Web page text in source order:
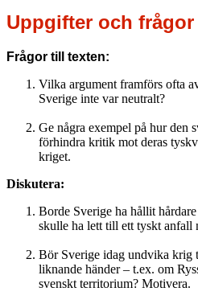
Uppgifter och frågor
Frågor till texten:
Vilka argument framförs ofta
Sverige inte var neutralt?
Ge några exempel på hur den
förhindra kritik mot deras
kriget.
Diskutera:
Borde Sverige ha hållit
skulle ha lett till ett tyskt anfall
Bör Sverige idag undvika krig
liknande händer – t.ex. om
svenskt territorium? Motivera.